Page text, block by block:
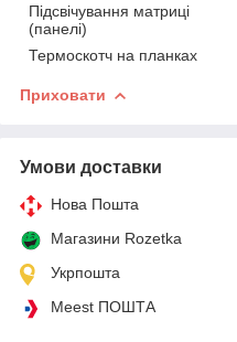
Підсвічування матриці
(панелі)
Термоскотч на планках
Приховати
Умови доставки
Нова Пошта
Магазини Rozetka
Укрпошта
Meest ПОШТА